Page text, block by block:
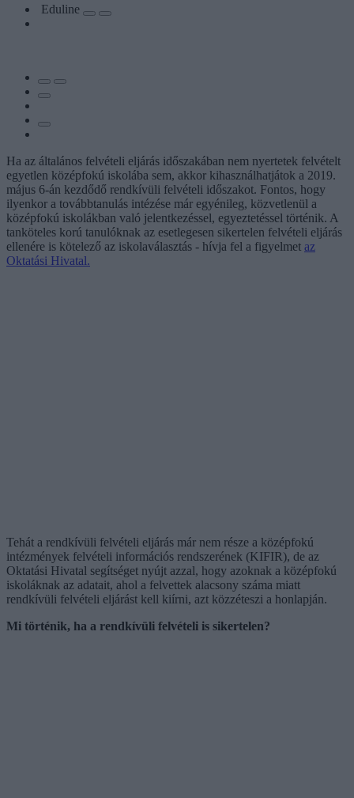
Eduline
Ha az általános felvételi eljárás időszakában nem nyertetek felvételt
egyetlen középfokú iskolába sem, akkor kihasználhatjátok a 2019.
május 6-án kezdődő rendkívüli felvételi időszakot. Fontos, hogy
ilyenkor a továbbtanulás intézése már egyénileg, közvetlenül a
középfokú iskolákban való jelentkezéssel, egyeztetéssel történik. A
tanköteles korú tanulóknak az esetlegesen sikertelen felvételi eljárás
ellenére is kötelező az iskolaválasztás - hívja fel a figyelmet az
Oktatási Hivatal.
Tehát a rendkívüli felvételi eljárás már nem része a középfokú
intézmények felvételi információs rendszerének (KIFIR), de az
Oktatási Hivatal segítséget nyújt azzal, hogy azoknak a középfokú
iskoláknak az adatait, ahol a felvettek alacsony száma miatt
rendkívüli felvételi eljárást kell kiírni, azt közzéteszi a honlapján.
Mi történik, ha a rendkívüli felvételi is sikertelen?